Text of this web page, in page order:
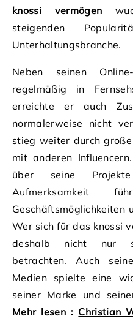
knossi vermögen
steigenden
Unterhaltungsbranche.
Neben seinen
regelmäßig in
erreichte er auch
normalerweise nicht
stieg weiter durch
mit anderen
über seine
Aufmerksamkeit
Geschäftsmöglichkeiten
Wer sich für das knossi
deshalb nicht nur
betrachten. Auch
Medien spielte eine
seiner Marke und
Mehr lesen : Christian